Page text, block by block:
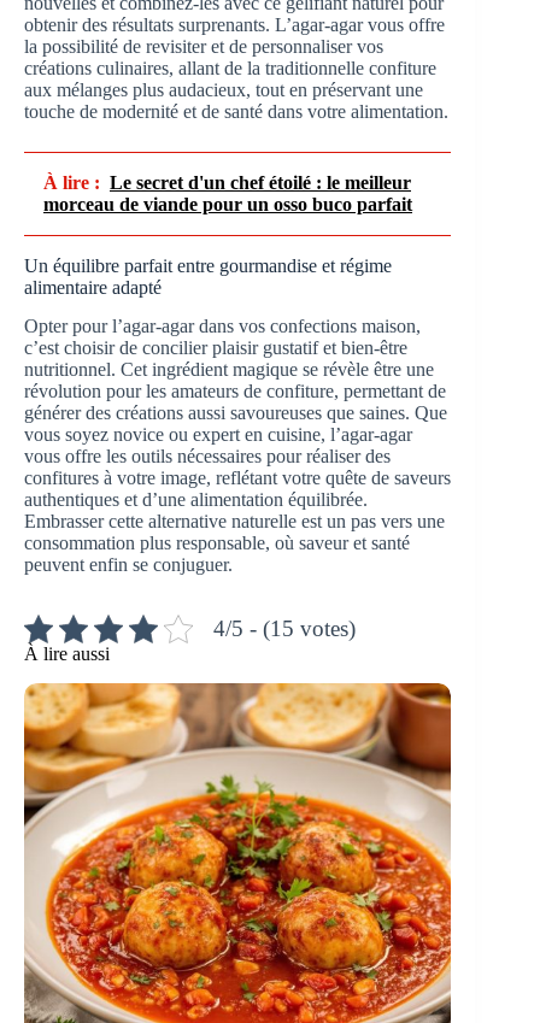
obtenir des résultats surprenants. L’agar-agar vous offre
la possibilité de revisiter et de personnaliser vos
créations culinaires, allant de la traditionnelle confiture
aux mélanges plus audacieux, tout en préservant une
touche de modernité et de santé dans votre alimentation.
À lire : Le secret d'un chef étoilé : le meilleur
morceau de viande pour un osso buco parfait
Un équilibre parfait entre gourmandise et régime
alimentaire adapté
Opter pour l’agar-agar dans vos confections maison,
c’est choisir de concilier plaisir gustatif et bien-être
nutritionnel. Cet ingrédient magique se révèle être une
révolution pour les amateurs de confiture, permettant de
générer des créations aussi savoureuses que saines. Que
vous soyez novice ou expert en cuisine, l’agar-agar
vous offre les outils nécessaires pour réaliser des
confitures à votre image, reflétant votre quête de saveurs
authentiques et d’une alimentation équilibrée.
Embrasser cette alternative naturelle est un pas vers une
consommation plus responsable, où saveur et santé
peuvent enfin se conjuguer.
4/5 - (15 votes)
À lire aussi